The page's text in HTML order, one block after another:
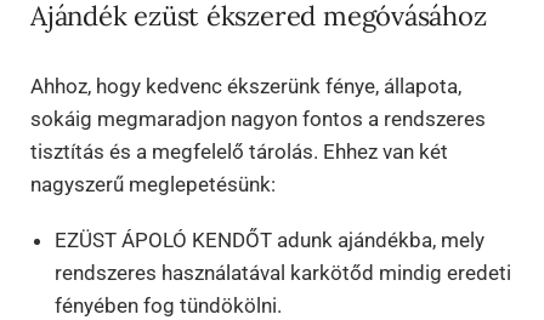
Ajándék ezüst ékszered megóvásához
Ahhoz, hogy kedvenc ékszerünk fénye, állapota,
sokáig megmaradjon nagyon fontos a rendszeres
tisztítás és a megfelelő tárolás. Ehhez van két
nagyszerű meglepetésünk:
EZÜST ÁPOLÓ KENDŐT adunk ajándékba, mely
rendszeres használatával karkötőd mindig eredeti
fényében fog tündökölni.